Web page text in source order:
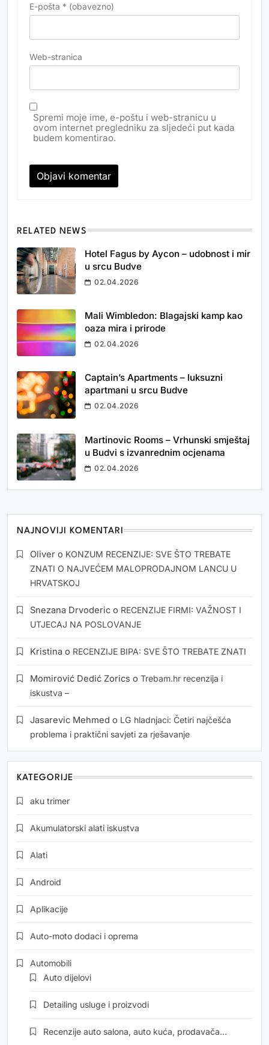
E-pošta * (obavezno)
Web-stranica
Spremi moje ime, e-poštu i web-stranicu u
ovom internet pregledniku za sljedeći put kada
budem komentirao.
RELATED NEWS
Hotel Fagus by Aycon – udobnost i mir
u srcu Budve
02.04.2026
Mali Wimbledon: Blagajski kamp kao
oaza mira i prirode
02.04.2026
Captain’s Apartments – luksuzni
apartmani u srcu Budve
02.04.2026
Martinovic Rooms – Vrhunski smještaj
u Budvi s izvanrednim ocjenama
02.04.2026
NAJNOVIJI KOMENTARI
Oliver o KONZUM RECENZIJE: SVE ŠTO TREBATE
ZNATI O NAJVEĆEM MALOPRODAJNOM LANCU U
HRVATSKOJ
Snezana Drvoderic o RECENZIJE FIRMI: VAŽNOST I
UTJECAJ NA POSLOVANJE
Kristina o RECENZIJE BIPA: SVE ŠTO TREBATE ZNATI
Momirović Dedić Zorics o Trebam.hr recenzija i
iskustva –
Jasarevic Mehmed o LG hladnjaci: Četiri najčešća
problema i praktični savjeti za rješavanje
KATEGORIJE
aku trimer
Akumulatorski alati iskustva
Alati
Android
Aplikacije
Auto-moto dodaci i oprema
Automobili
Auto dijelovi
Detailing usluge i proizvodi
Recenzije auto salona, auto kuća, prodavača…